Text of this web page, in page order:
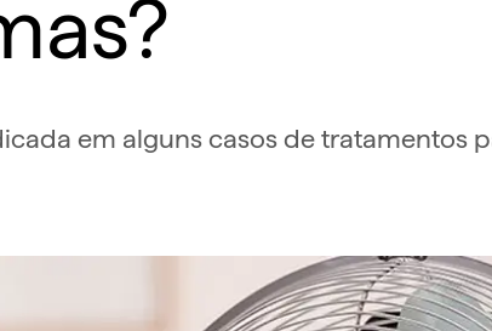
em alguns casos de tratamentos